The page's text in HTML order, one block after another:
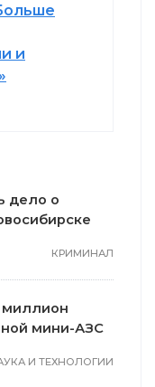
и
дело о
КРИМИНАЛ
миллион
мини-АЗС
И ТЕХНОЛОГИИ